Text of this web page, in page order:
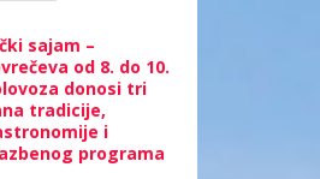
sajam –
od 8. do 10.
donosi tri
tradicije,
i
programa